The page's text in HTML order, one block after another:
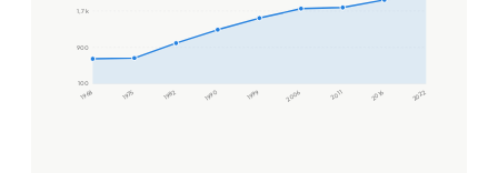
100
900
1,7 k
1968 1975 1982 1990 1999 2006 2011 2016 2022